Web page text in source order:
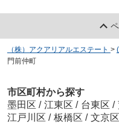
（株）アクアリアルエステート >
門前仲町
市区町村から探す
墨田区 / 江東区 / 台東区 /
江戸川区 / 板橋区 / 文京区